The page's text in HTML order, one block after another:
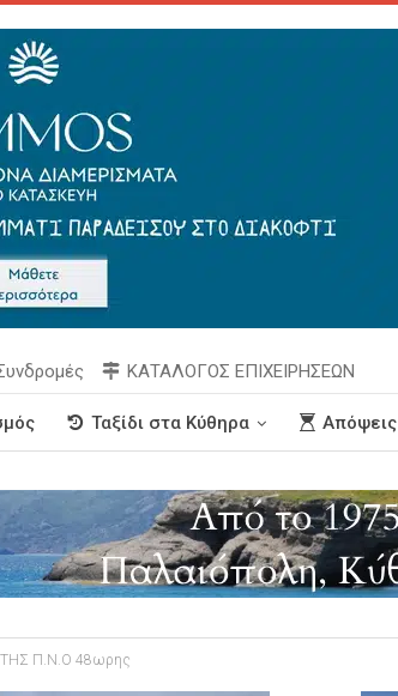
ΚΑΤΑΛΟΓΟΣ ΕΠΙΧΕΙΡΗΣΕΩΝ
Ταξίδι στα Κύθηρα Απόψεις
Π.Ν.Ο 48ωρης